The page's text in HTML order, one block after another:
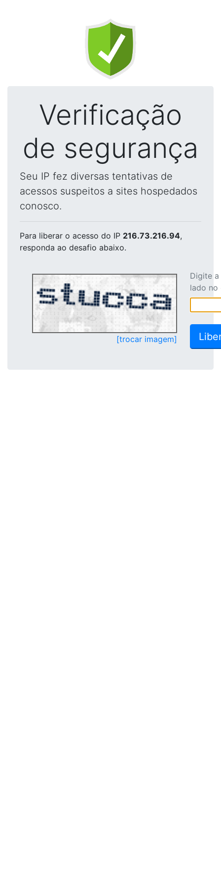
Verificação
de segurança
Seu IP fez diversas tentativas de
acessos suspeitos a sites hospedados
conosco.
Para liberar o acesso do IP 216.73.216.94,
responda ao desafio abaixo.
[trocar imagem]
Digite
lado no